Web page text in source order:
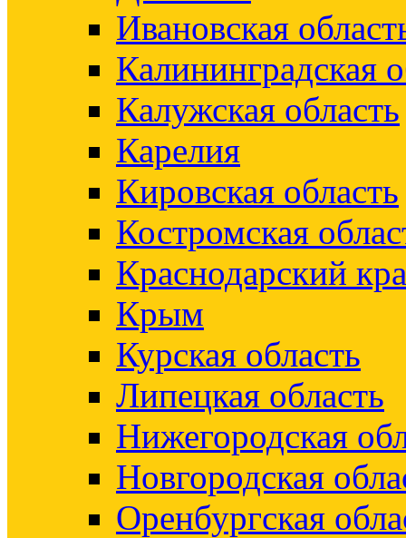
Ивановская
Калининградская
Калужская область
Карелия
Кировская область
Костромская
Краснодарский
Крым
Курская область
Липецкая область
Нижегородская
Новгородская
Оренбургская